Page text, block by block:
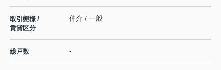
取引態様 /
賃貸区分
仲介 / 一般
総戸数 -